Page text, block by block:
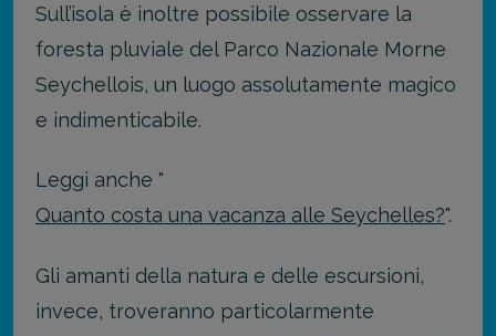
Sull’isola è inoltre possibile osservare la
foresta pluviale del Parco Nazionale Morne
Seychellois, un luogo assolutamente magico
e indimenticabile.
Leggi anche "
Quanto costa una vacanza alle Seychelles?".
Gli amanti della natura e delle escursioni,
invece, troveranno particolarmente